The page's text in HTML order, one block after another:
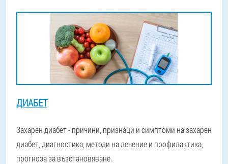
ДИАБЕТ
Захарен диабет - причини, признаци и симптоми на захарен
диабет, диагностика, методи на лечение и профилактика,
прогноза за възстановяване.